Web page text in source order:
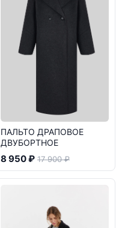
ПАЛЬТО ДРАПОВОЕ
ДВУБОРТНОЕ
8 950 ₽ 17 900 ₽